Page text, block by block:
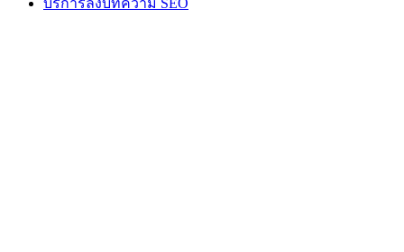
บริการลงบทความ SEO